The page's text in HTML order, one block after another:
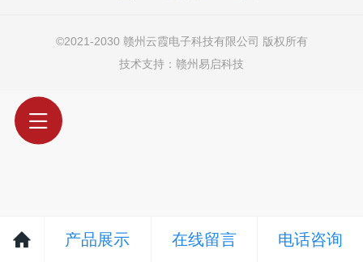
©2021-2030 赣州云霞电子科技有限公司 版权所有
技术支持： 赣州易启科技
产品展示 在线留言 电话咨询